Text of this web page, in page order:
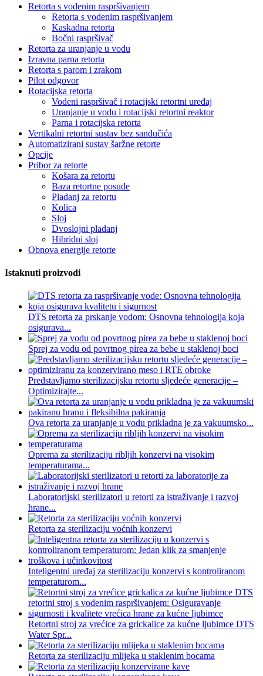
Retorta s vodenim raspršivanjem
Retorta s vodenim raspršivanjem
Kaskadna retorta
Bočni raspršivač
Retorta za uranjanje u vodu
Izravna parna retorta
Retorta s parom i zrakom
Pilot odgovor
Rotacijska retorta
Vodeni raspršivač i rotacijski retortni uređaj
Uranjanje u vodu i rotacijski retortni reaktor
Parna i rotacijska retorta
Vertikalni retortni sustav bez sandučića
Automatizirani sustav šaržne retorte
Opcije
Pribor za retorte
Košara za retortu
Baza retortne posude
Pladanj za retortu
Kolica
Sloj
Dvoslojni pladanj
Hibridni sloj
Obnova energije retorte
Istaknuti proizvodi
DTS retorta za prskanje vodom: Osnovna tehnologija koja
osigurava...
Sprej za vodu od povrtnog pirea za bebe u staklenoj boci
Predstavljamo sterilizacijsku retortu sljedeće generacije –
Optimizirajte...
Ova retorta za uranjanje u vodu prikladna je za vakuumsko...
Oprema za sterilizaciju ribljih konzervi na visokim
temperaturama...
Laboratorijski sterilizatori u retorti za istraživanje i razvoj
hrane...
Retorta za sterilizaciju voćnih konzervi
Inteligentni uređaj za sterilizaciju konzervi s kontroliranom
temperaturom...
Retortni stroj za vrećice za grickalice za kućne ljubimce DTS
Water Spr...
Retorta za sterilizaciju mlijeka u staklenim bocama